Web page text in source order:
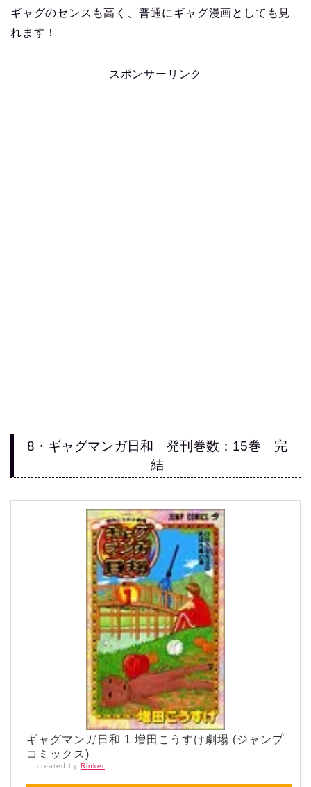
ギャグのセンスも高く、普通にギャグ漫画としても見
れます！
スポンサーリンク
8・ギャグマンガ日和 発刊巻数：15巻 完
結
ギャグマンガ日和 1 増田こうすけ劇場 (ジャンプ
コミックス)
created by Rinker